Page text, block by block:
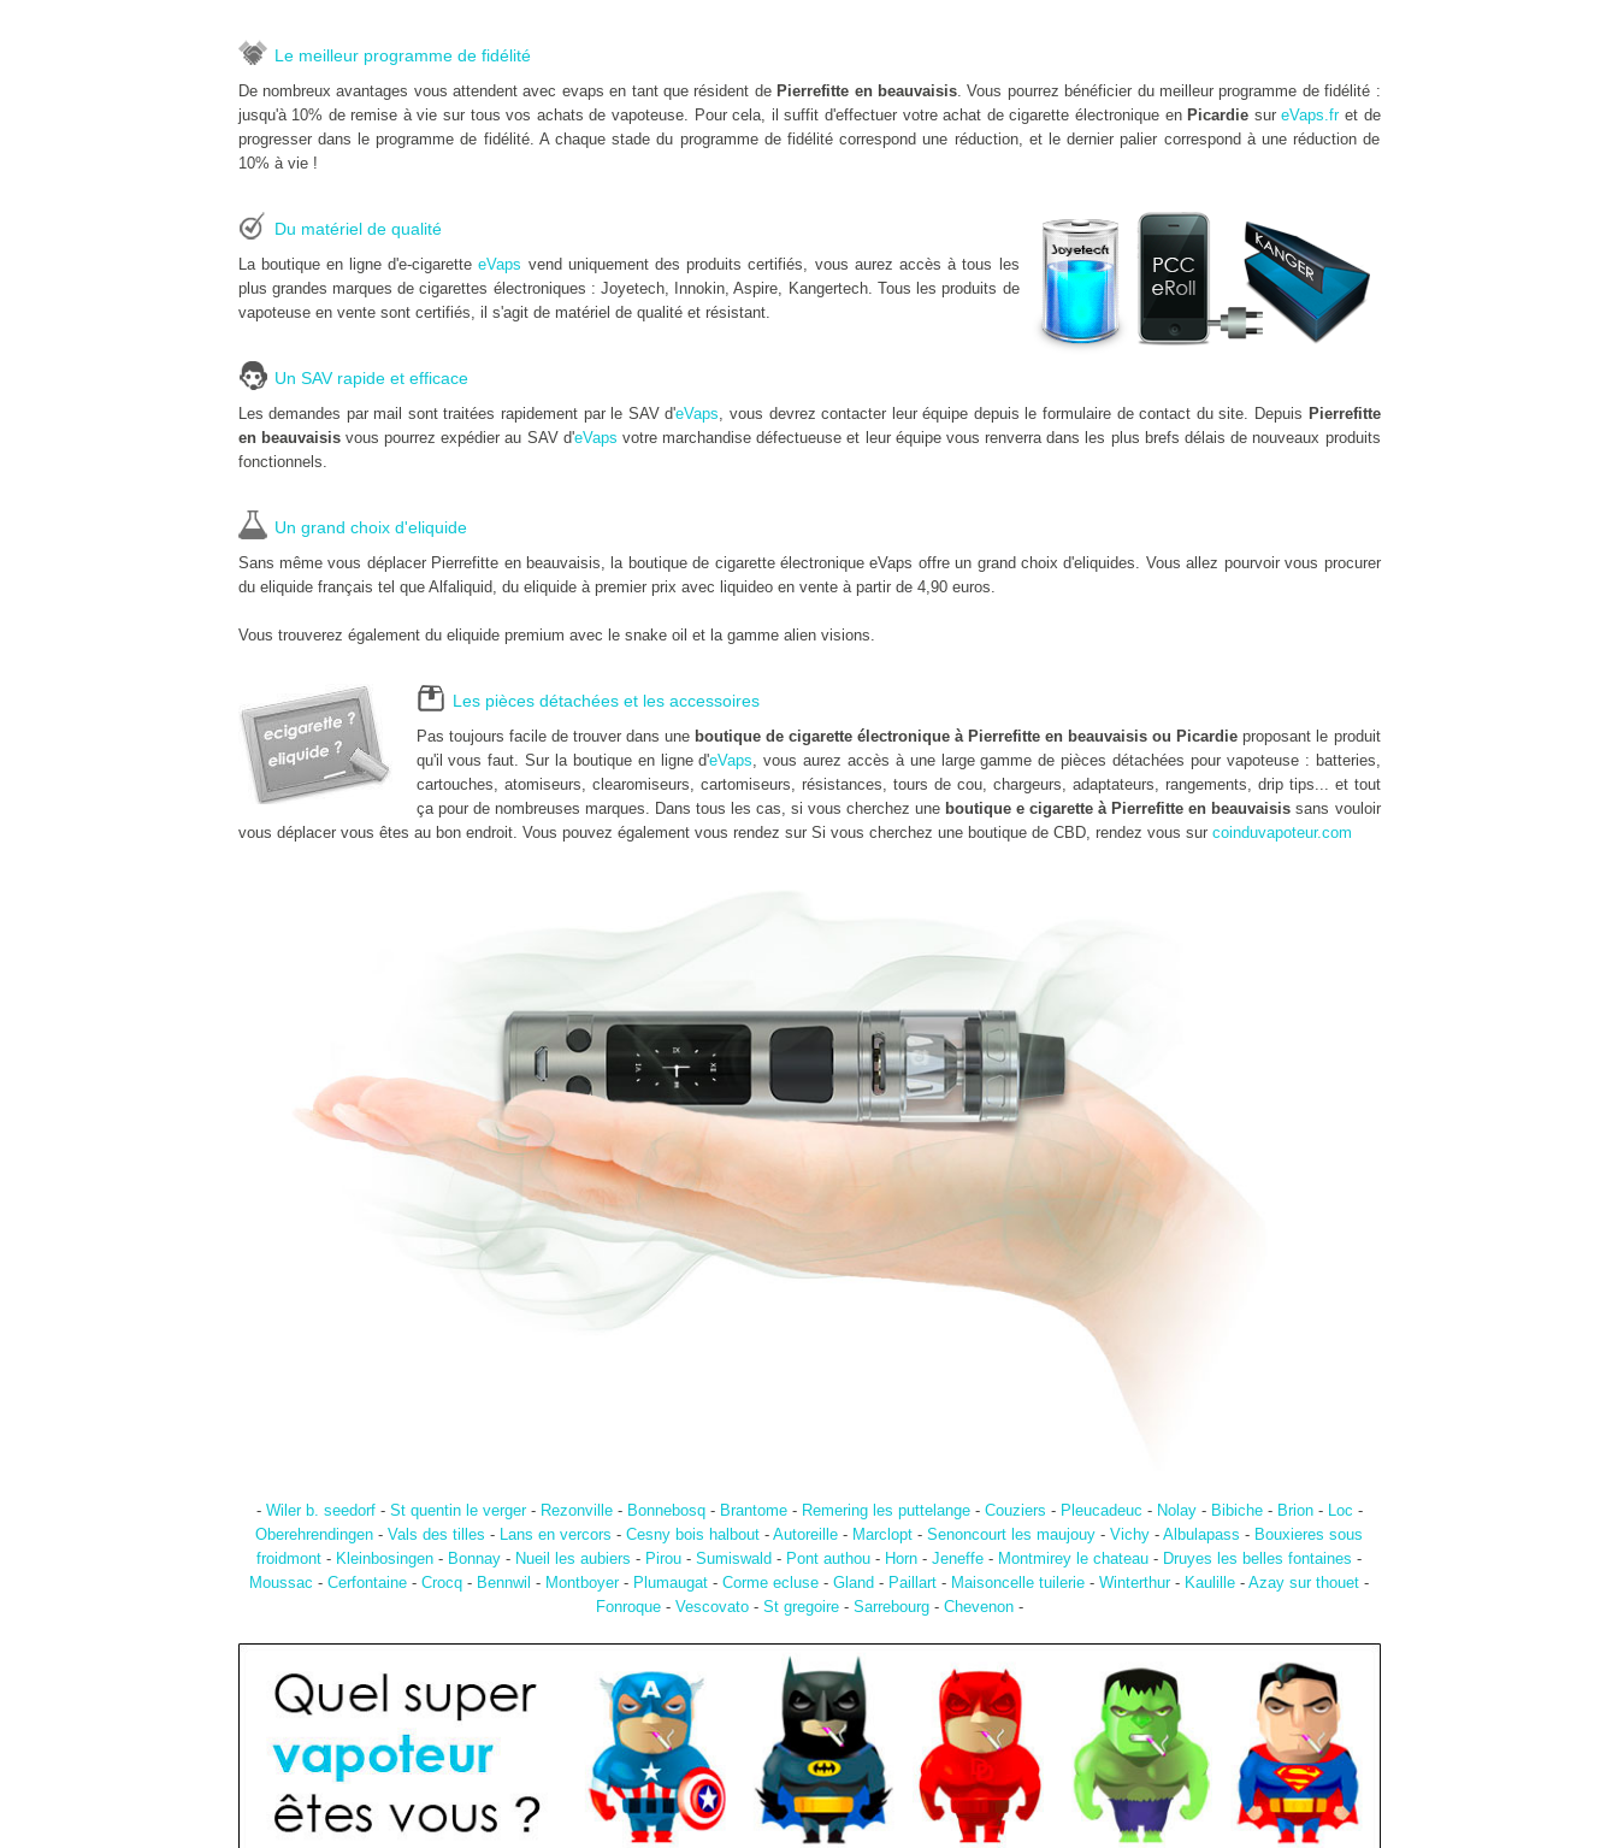
Le meilleur programme de fidélité
De nombreux avantages vous attendent avec evaps en tant que résident de Pierrefitte en beauvaisis. Vous pourrez bénéficier du meilleur programme de fidélité :
jusqu'à 10% de remise à vie sur tous vos achats de vapoteuse. Pour cela, il suffit d'effectuer votre achat de cigarette électronique en Picardie sureVaps.fret de
progresser dans le programme de fidélité. A chaque stade du programme de fidélité correspond une réduction, et le dernier palier correspond à une réduction de
10% à vie !
Du matériel de qualité
La boutique en ligne d'e-cigaretteeVaps vend uniquement des produits certifiés, vous aurez accès à tous les
plus grandes marques de cigarettes électroniques : Joyetech, Innokin, Aspire, Kangertech. Tous les produits de
vapoteuse en vente sont certifiés, il s'agit de matériel de qualité et résistant.
Un SAV rapide et efficace
Les demandes par mail sont traitées rapidement par le SAV d'eVaps, vous devrez contacter leur équipe depuis le formulaire de contact du site. Depuis Pierrefitte
en beauvaisisvous pourrez expédier au SAV d'eVaps votre marchandise défectueuse et leur équipe vous renverra dans les plus brefs délais de nouveaux produits
fonctionnels.
Un grand choix d'eliquide
Sans même vous déplacer Pierrefitte en beauvaisis, la boutique de cigarette électronique eVaps offre un grand choix d'eliquides. Vous allez pourvoir vous procurer
du eliquide français tel que Alfaliquid, du eliquide à premier prix avec liquideo en vente à partir de 4,90 euros.
Vous trouverez également du eliquide premium avec le snake oil et la gamme alien visions.
Les pièces détachées et les accessoires
Pas toujours facile de trouver dans une boutique de cigarette électronique à Pierrefitte en beauvaisis ou Picardie proposant le produit
qu'il vous faut. Sur la boutique en ligne d'eVaps, vous aurez accès à une large gamme de pièces détachées pour vapoteuse : batteries,
cartouches, atomiseurs, clearomiseurs, cartomiseurs, résistances, tours de cou, chargeurs, adaptateurs, rangements, drip tips... et tout
ça pour de nombreuses marques. Dans tous les cas, si vous cherchez une boutique e cigarette à Pierrefitte en beauvaisis sans vouloir
vous déplacer vous êtes au bon endroit. Vous pouvez également vous rendez sur Si vous cherchez une boutique de CBD, rendez vous sur coinduvapoteur.com
- Wiler b. seedorf- St quentin le verger- Rezonville- Bonnebosq- Brantome- Remering les puttelange- Couziers - Pleucadeuc - Nolay- Bibiche- Brion- Loc -
Oberehrendingen - Vals des tilles - Lans en vercors - Cesny bois halbout - Autoreille - Marclopt - Senoncourt les maujouy - Vichy - Albulapass - Bouxieres sous
froidmont - Kleinbosingen - Bonnay - Nueil les aubiers - Pirou - Sumiswald - Pont authou - Horn - Jeneffe - Montmirey le chateau - Druyes les belles fontaines -
Moussac - Cerfontaine - Crocq - Bennwil - Montboyer- Plumaugat - Corme ecluse - Gland - Paillart - Maisoncelle tuilerie - Winterthur- Kaulille - Azay sur thouet -
Fonroque- Vescovato- St gregoire- Sarrebourg- Chevenon-